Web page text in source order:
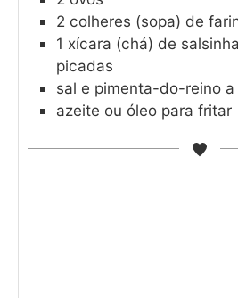
2 colheres (sopa) de
1 xícara (chá) de
picadas
sal e pimenta-do-reino
azeite ou óleo para fritar